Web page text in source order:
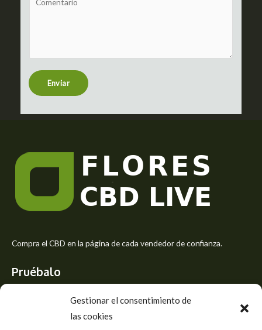
Gestionar el consentimiento de
las cookies
t
r
s
e
Enviar
Compra el CBD en la página de cada vendedor de confianza.
Pruébalo
Siente el mejor aroma de las flores CBD y usa los beneficios del